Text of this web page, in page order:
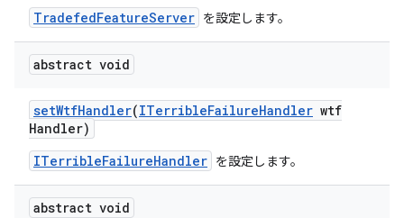
TradefedFeatureServer を設定します。
abstract void
setWtfHandler(ITerribleFailureHandler wtf
Handler)
ITerribleFailureHandler を設定します。
abstract void